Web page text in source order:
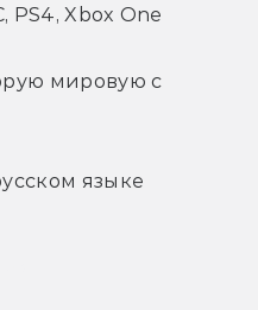
PS4, Xbox One
мировую с
языке